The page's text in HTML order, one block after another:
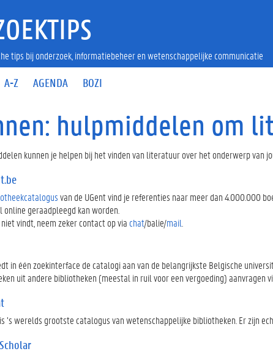
A-Z AGENDA BOZI
tips bij onderzoek, informatiebeheer en wetenschappelijke communicatie
hulpmiddelen om
kunnen je helpen bij het vinden van literatuur over het onderwerp van
van de UGent vind je referenties naar meer dan 4.000.000
online geraadpleegd kan worden.
vindt, neem zeker contact op via chat/balie/mail
in één zoekinterface de catalogi aan van de belangrijkste Belgische
uit andere bibliotheken (meestal in ruil voor een vergoeding) aanvragen
is ’s werelds grootste catalogus van wetenschappelijke bibliotheken. Er zijn